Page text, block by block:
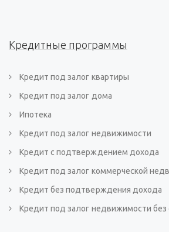
Кредитные программы
Кредит под залог квартиры
Кредит под залог дома
Ипотека
Кредит под залог недвижимости
Кредит с подтверждением дохода
Кредит под залог коммерческой
Кредит без подтверждения дохода
Кредит под залог недвижимости без